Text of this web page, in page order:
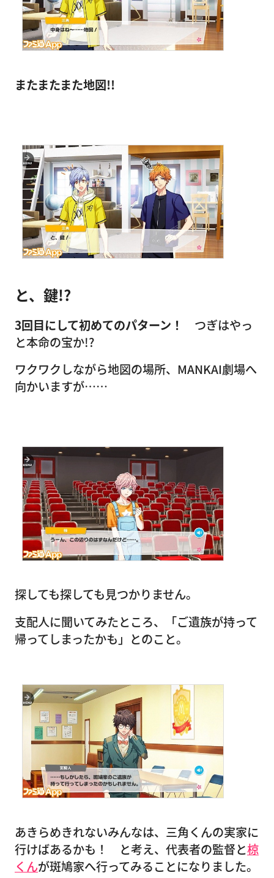
またまたまた地図!!
と、鍵!?
3回目にして初めてのパターン！
つぎはやっ
と本命の宝か!?
ワクワクしながら地図の場所、MANKAI劇場へ
向かいますが……
探しても探しても見つかりません。
支配人に聞いてみたところ、「ご遺族が持って
帰ってしまったかも」とのこと。
あきらめきれないみんなは、三角くんの実家に
行けばあるかも！ と考え、代表者の監督と椋
くんが斑鳩家へ行ってみることになりました。